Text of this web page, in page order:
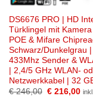
DS6676 PRO | HD
Türklingel mit
POE & Mifare
Schwarz/Dunkelgrau
433Mhz Sender &
| 2,4/5 GHz WLAN-
Netzwerkkabel | 32
€246,00 €216,00